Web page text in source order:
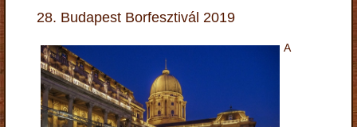
28. Budapest Borfesztivál 2019
A